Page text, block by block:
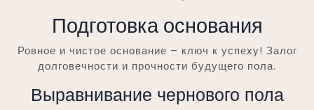
Подготовка основания
Ровное и чистое основание – ключ к успеху! Залог
долговечности и прочности будущего пола.
Выравнивание чернового пола